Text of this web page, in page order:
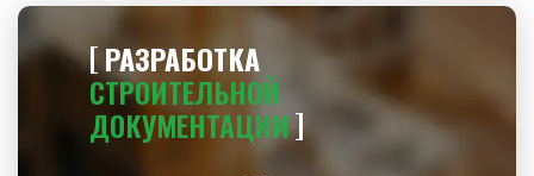
РАЗРАБОТКА
СТРОИТЕЛЬНОЙ
ДОКУМЕНТАЦИИ